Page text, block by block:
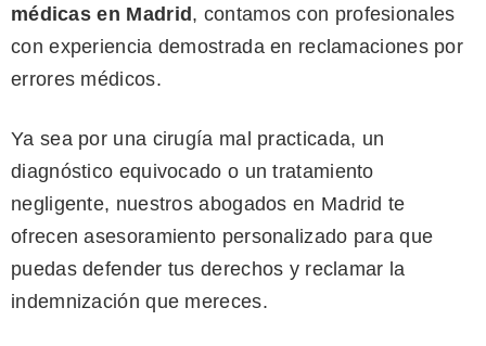
médicas en Madrid , contamos con profesionales
con experiencia demostrada en reclamaciones por
errores médicos.
Ya sea por una cirugía mal practicada, un
diagnóstico equivocado o un tratamiento
negligente, nuestros abogados en Madrid te
ofrecen asesoramiento personalizado para que
puedas defender tus derechos y reclamar la
indemnización que mereces.